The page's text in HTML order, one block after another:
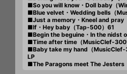
■So you will know・Doll baby（
■Blue velvet・Wedding bells（
■Just a memory・Kneel and pray
■If・Hey baby（Tap-500）61
■Begin the beguine・In the nidst
■Time after time（MusicClef-
■Baby take my hand（
LP
■The Paragons meet The Jesters